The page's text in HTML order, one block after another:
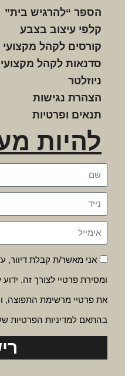
הספר “להרגיש בית”
קלפי עיצוב בצבע
קורסים לקהל מקצועי
סדנאות לקהל מקצועי
ניוזלטר
הצהרת נגישות
תנאים ופרטיות
להיות
אני מאשר/ת קבלת דיוור,
ומסירת פרטיי לצורך זה. ידוע
את פרטיי מרשימת התפוצה, וכי
בהתאם למדיניות הפרטיות של